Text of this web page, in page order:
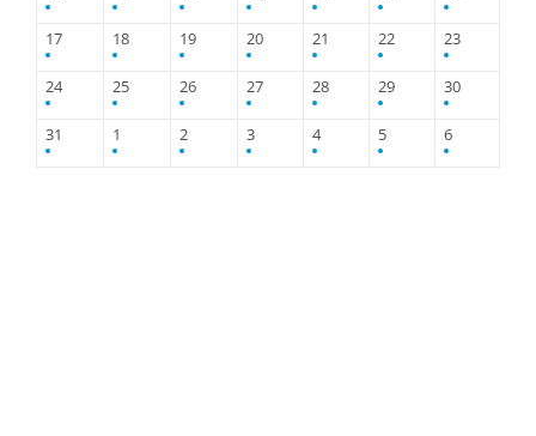
17 18 19 20 21 22 23
24 25 26 27 28 29 30
31 1 2 3 4 5 6